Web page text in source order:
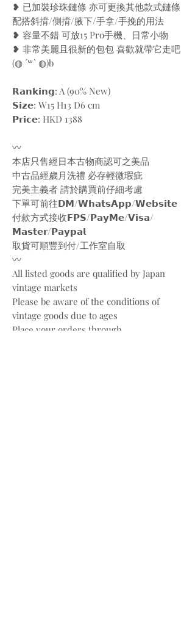
❥ 已加裝珍珠鏈條 亦可更換其他款式鏈條
配搭斜揹/側揹/腋下/手拿/手挽的用法
❥ 容量不錯 可放15 Pro手機、日常小物
❥ 非常美麗且很新的包包 喜歡就帶它走吧
(◍︎ ´꒳` ◍︎)b
𝗥𝗮𝗻𝗸𝗶𝗻𝗴: A (90% New)
𝗦𝗶𝘇𝗲: W15 H13 D6 cm
𝗣𝗿𝗶𝗰𝗲: HKD 1388
〰️
本店只售經日本古物商認可之美品
中古品經歲月洗禮 必存輕微瑕疵
完美主義者 請於購買前仔細考慮
下單可前往𝗗𝗠/𝗪𝗵𝗮𝘁𝘀𝗔𝗽𝗽/𝗪𝗲𝗯𝘀𝗶𝘁𝗲
付款方式接收𝗙𝗣𝗦/𝗣𝗮𝘆𝗠𝗲/𝗩𝗶𝘀𝗮/
𝗠𝗮𝘀𝘁𝗲𝗿/𝗣𝗮𝘆𝗽𝗮𝗹
取貨可順豐到付/工作室自取
〰️
All listed goods are qualified by Japan
vintage markets
Please be aware of the conditions of
vintage goods due to ages
Place your orders through